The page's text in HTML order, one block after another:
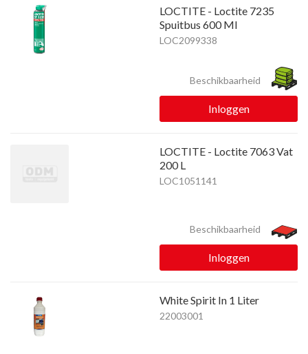
LOCTITE - Loctite 7235
Spuitbus 600 Ml
LOC2099338
Beschikbaarheid
Inloggen
LOCTITE - Loctite 7063 Vat
200 L
LOC1051141
Beschikbaarheid
Inloggen
White Spirit In 1 Liter
22003001